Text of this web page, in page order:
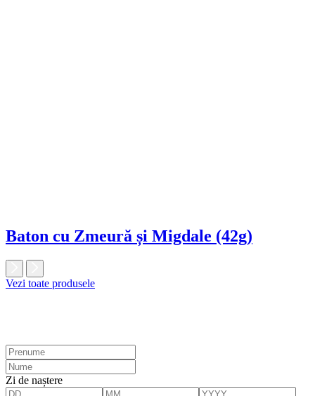
Baton cu Zmeură și Migdale (42g)
Vezi toate produsele
Zi de naștere